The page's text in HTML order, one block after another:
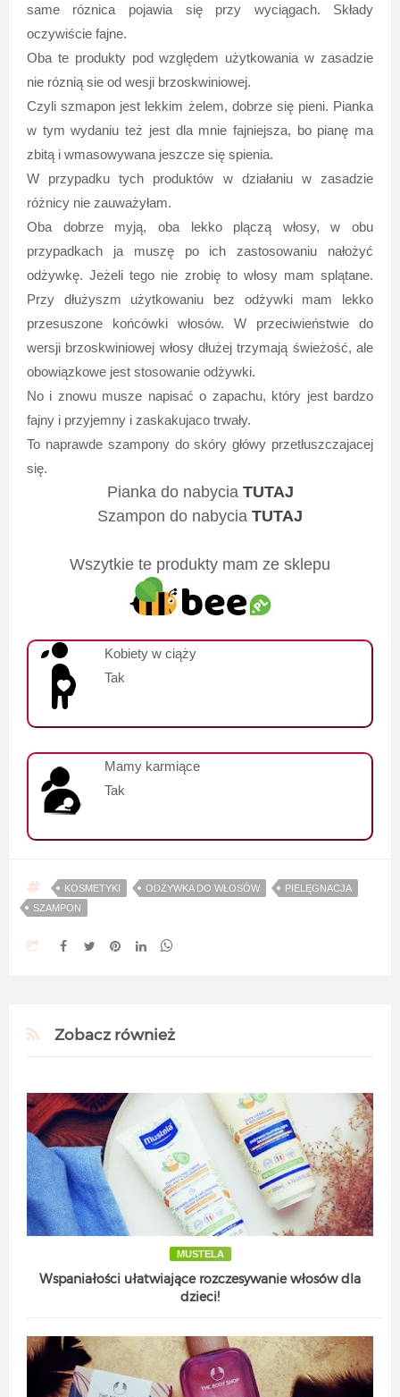
same róznica pojawia się przy wyciągach. Składy
oczywiście fajne.
Oba te produkty pod względem użytkowania w zasadzie
nie róznią sie od wesji brzoskwiniowej.
Czyli szmapon jest lekkim żelem, dobrze się pieni. Pianka
w tym wydaniu też jest dla mnie fajniejsza, bo pianę ma
zbitą i wmasowywana jeszcze się spienia.
W przypadku tych produktów w działaniu w zasadzie
różnicy nie zauważyłam.
Oba dobrze myją, oba lekko plączą włosy, w obu
przypadkach ja muszę po ich zastosowaniu nałożyć
odżywkę. Jeżeli tego nie zrobię to włosy mam splątane.
Przy dłużyszm użytkowaniu bez odżywki mam lekko
przesuszone końcówki włosów. W przeciwieństwie do
wersji brzoskwiniowej włosy dłużej trzymają świeżość, ale
obowiązkowe jest stosowanie odżywki.
No i znowu musze napisać o zapachu, który jest bardzo
fajny i przyjemny i zaskakujaco trwały.
To naprawde szampony do skóry główy przetłuszczajacej
się.
Pianka do nabycia TUTAJ
Szampon do nabycia TUTAJ
Wszytkie te produkty mam ze sklepu
Kobiety w ciąży
Tak
Mamy karmiące
Tak
KOSMETYKI ODŻYWKA DO WŁOSÓW
PIELĘGNACJA
SZAMPON
Zobacz również
MUSTELA
Wspaniałości ułatwiające rozczesywanie włosów dla
dzieci!